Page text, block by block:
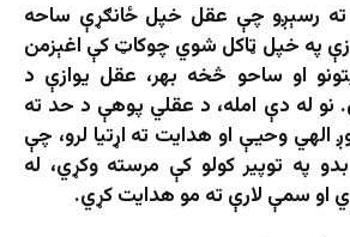
رسېږو چې عقل خپل ځانګړې ساحه
په خپل ټاکل شوي چوکاټ کې اغېزمن
او ساحو څخه بهر، عقل یوازې د
نو له دې امله، د عقلي پوهې د حد ته
الهي وحيې او هدایت ته اړتیا لرو، چې
په توپیر کولو کې مرسته وکړي، له
او سمې لارې ته مو هدایت کړي.